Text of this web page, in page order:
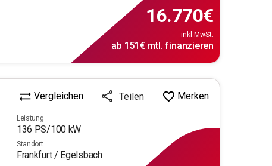
16.770€
inkl.MwSt.
ab 151€mtl. finanzieren
Vergleichen Teilen Merken
Leistung
136 PS/100 kW
Standort
Frankfurt / Egelsbach